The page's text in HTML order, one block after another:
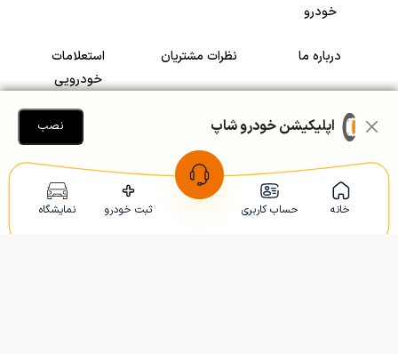
خانه حساب کاربری ثبت خودرو نمایشگاه
خودرو
درباره ما نظرات مشتریان
استعلامات
خودرویی
سرمایه گذاری در
رضایت مشتریان
Copyright © 2005-2026 Khodroshop.ir
اپلیکیشن خودرو شاپ نصب